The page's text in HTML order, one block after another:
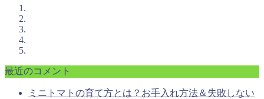
最近のコメント
ミニトマトの育て方とは？お手入れ方法＆失敗しない